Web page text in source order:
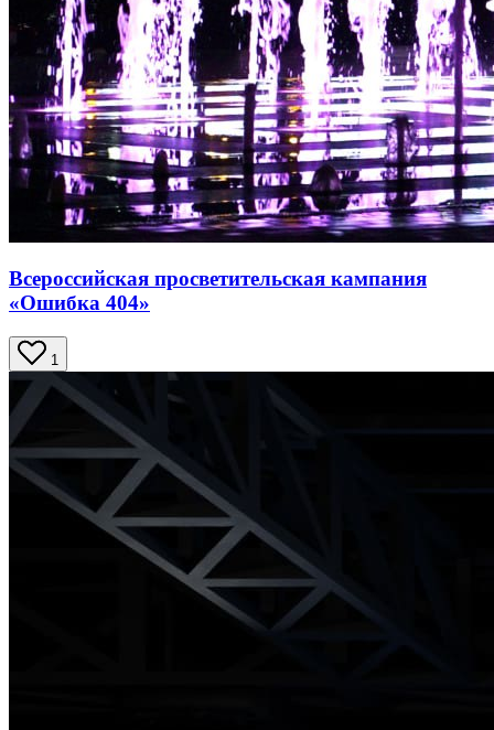
Всероссийская просветительская кампания
«Ошибка 404»
1